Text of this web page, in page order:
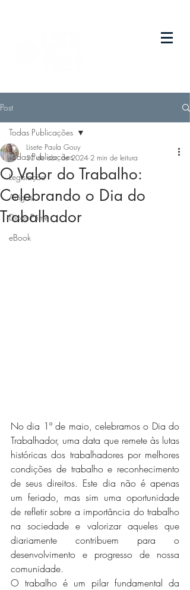
Post
Todas Publicações
Legislação
Artigos
Dicas Prime
eBook
Todas Publicações
O Valor do Trabalho:
Celebrando o Dia do
Trabalhador
Lisete Paula Gouy
30 de abr. de 2024 2 min de leitura
No dia 1º de maio, celebramos o Dia do
Trabalhador, uma data que remete às lutas
históricas dos trabalhadores por melhores
condições de trabalho e reconhecimento
de seus direitos. Este dia não é apenas
um feriado, mas sim uma oportunidade
de refletir sobre a importância do trabalho
na sociedade e valorizar aqueles que
diariamente contribuem para o
desenvolvimento e progresso de nossa
comunidade.
O trabalho é um pilar fundamental da